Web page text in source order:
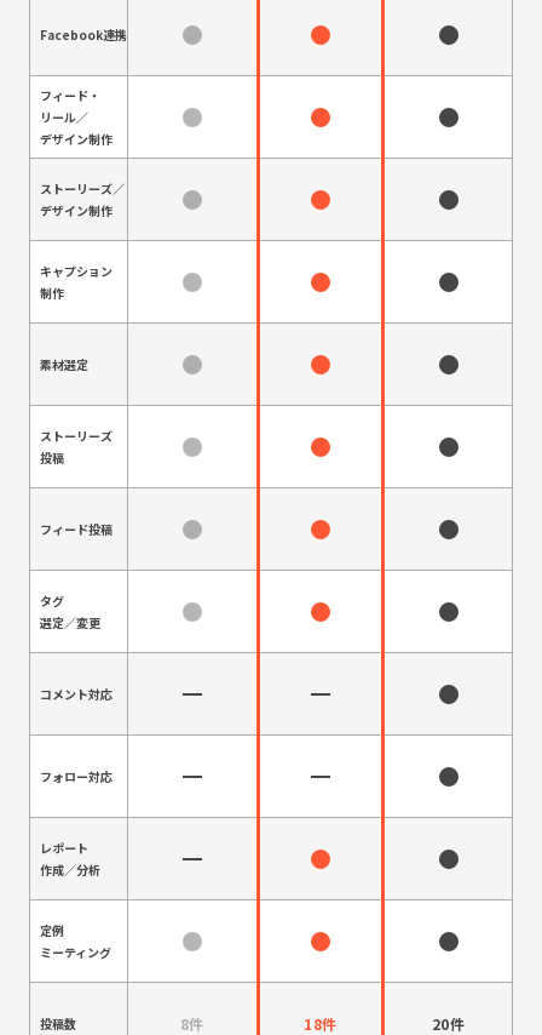
Facebook連携
フィード・
リール／
デザイン制作
ストーリーズ／
デザイン制作
キャプション
制作
素材選定
ストーリーズ
投稿
フィード投稿
タグ
選定／変更
コメント対応
フォロー対応
レポート
作成／分析
定例
ミーティング
投稿数 8件 18件 20件